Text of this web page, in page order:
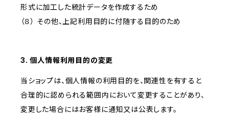
形式に加工した統計データを作成するため
（８） その他、上記利用目的に付随する目的のため
3. 個人情報利用目的の変更
当ショップは、個人情報の利用目的を、関連性を有すると
合理的に認められる範囲内において変更することがあり、
変更した場合にはお客様に通知又は公表します。